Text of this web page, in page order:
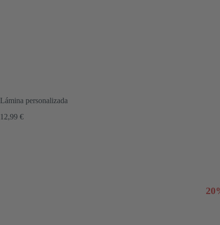
Lámina personalizada
12,99 €